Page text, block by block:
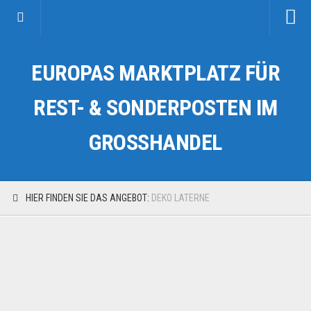
Kategorien
Auto & Motorrad
Fahrzeuge & Transport
EUROPAS MARKTPLATZ FÜR
REST- & SONDERPOSTEN IM
GROSSHANDEL
HIER FINDEN SIE DAS ANGEBOT: DEKO LATERNE